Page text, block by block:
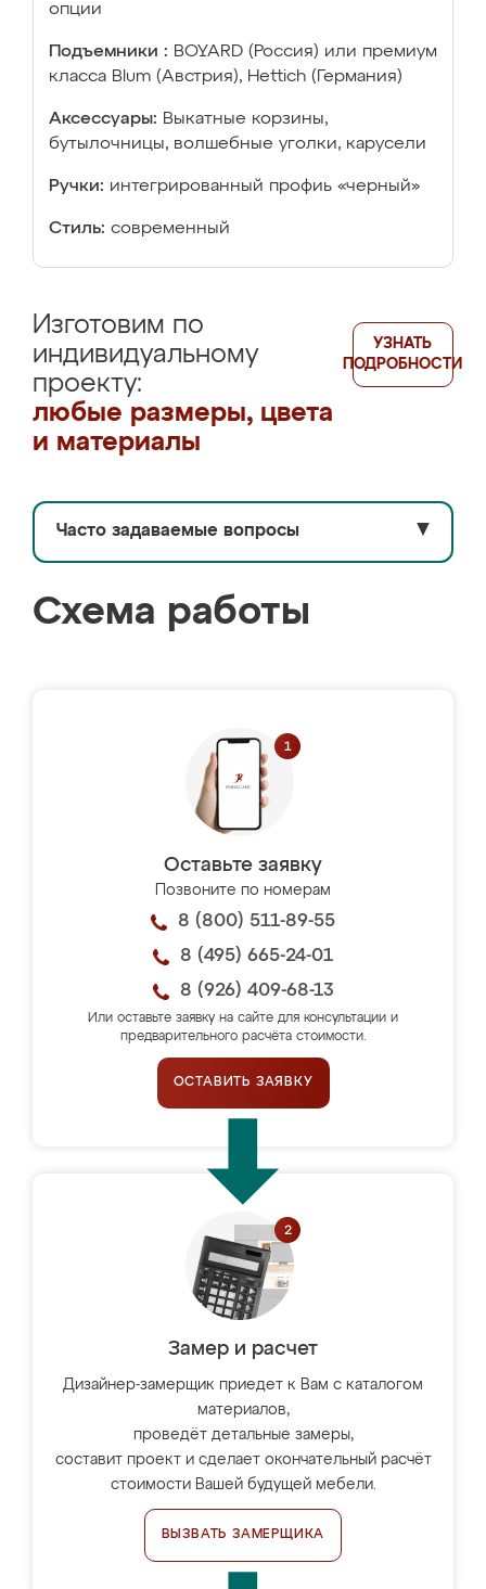
опции
Подъемники : BOYARD (Россия) или премиум
класса Blum (Австрия), Hettich (Германия)
Аксессуары: Выкатные корзины,
бутылочницы, волшебные уголки, карусели
Ручки: интегрированный профиь «черный»
Стиль: современный
Изготовим по
индивидуальному
проекту:
любые размеры, цвета
и материалы
УЗНАТЬ
ПОДРОБНОСТИ
Часто задаваемые вопросы ▼
Схема работы
Оставьте заявку
Позвоните по номерам
8 (800) 511-89-55
8 (495) 665-24-01
8 (926) 409-68-13
Или оставьте заявку на сайте для консультации и
предварительного расчёта стоимости.
ОСТАВИТЬ ЗАЯВКУ
Замер и расчет
Дизайнер-замерщик приедет к Вам с каталогом
материалов,
проведёт детальные замеры,
составит проект и сделает окончательный расчёт
стоимости Вашей будущей мебели.
ВЫЗВАТЬ ЗАМЕРЩИКА